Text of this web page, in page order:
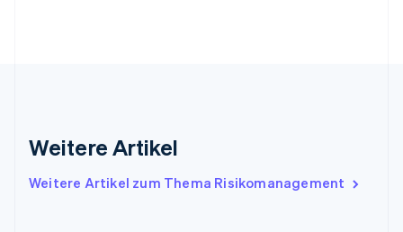
Weitere Artikel
Weitere Artikel zum Thema Risikomanagement
Italien
Italiano English
Japan
日本語 English